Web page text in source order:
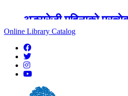
अङ्ग्रेजी महिनाको
शुक्रबार मार्टिन चौतारी
बन्द रहने छ ।
Online Library Catalog